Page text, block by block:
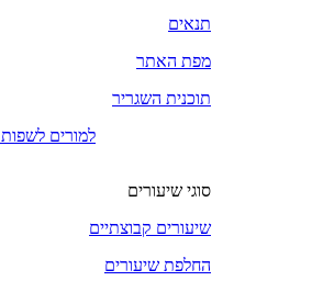
תנאים
מפת האתר
תוכנית השגריר
LIM למורים לשפות
סוגי שיעורים
שיעורים קבוצתיים
החלפת שיעורים